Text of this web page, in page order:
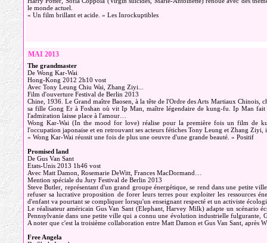
le monde actuel.
« Un film brillant et acide. » Les Inrockuptibles
MAI 2013
The grandmaster
De Wong Kar-Wai
Hong-Kong 2012 2h10 vost
Avec Tony Leung Chiu Wai, Zhang Ziyi...
Film d'ouverture Festival de Berlin 2013
Chine, 1936. Le Grand maître Baosen, à la tête de l'Ordre des Arts Martiaux Chinois,
sa fille Gong Er à Foshan où vit Ip Man, maître légendaire de kung-fu. Ip Man
l'admiration laisse place à l'amour…
Wong Kar-Wai (In the mood for love) réalise pour la première fois un film de
l'occupation japonaise et en retrouvant ses acteurs fétiches Tony Leung et Zhang
« Wong Kar-Wai réussit une fois de plus une oeuvre d'une grande beauté. » Positif
Promised land
De Gus Van Sant
Etats-Unis 2013 1h46 vost
Avec Matt Damon, Rosemarie DeWitt, Frances MacDormand…
Mention spéciale du Jury Festival de Berlin 2013
Steve Butler, représentant d'un grand groupe énergétique, se rend dans une petite
refuser sa lucrative proposition de forer leurs terres pour exploiter les ressources
d'enfant va pourtant se compliquer lorsqu'un enseignant respecté et un activiste
Le réalisateur américain Gus Van Sant (Elephant, Harvey Milk) adapte un scénario
Pennsylvanie dans une petite ville qui a connu une évolution industrielle fulgurante,
A noter que c'est la troisième collaboration entre Matt Damon et Gus Van Sant, après
Free Angela